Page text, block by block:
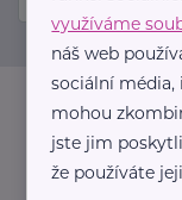
využíváme
náš web
sociální média,
mohou
jste jim
že používáte